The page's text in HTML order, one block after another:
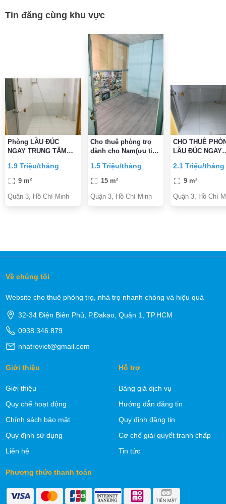
Tin đăng cùng khu vực
Phòng LẦU ĐÚC
NGAY TRUNG TÂM
THÁNG
1.9 Triệu/tháng
9 m²
Quận 3, Hồ Chí Minh
Cho thuê phòng trọ
dành cho Nam(ưu tiên
1.5 Triệu/tháng
15 m²
Quận 3, Hồ Chí Minh
CHO THUÊ
LẦU ĐÚC NGAY
ĐƯỜNG CÁCH
THÁNG
2.1 Triệu/tháng
9 m²
Quận 3, Hồ Chí
Về chúng tôi
Website cho thuê phòng trọ, nhà trọ nhanh chóng và hiệu quả
32-34 Điện Biên Phủ, P.Đakao, Quận 1, TP.HCM
0938.346.879
nhatroviet@gmail.com
Giới thiệu
Giới thiệu
Quy chế hoạt động
Chính sách bảo mật
Quy định sử dụng
Liên hệ
Hỗ trợ
Bảng giá dịch vụ
Hướng dẫn đăng tin
Quy định đăng tin
Cơ chế giải quyết tranh chấp
Tin tức
Phương thức thanh toán